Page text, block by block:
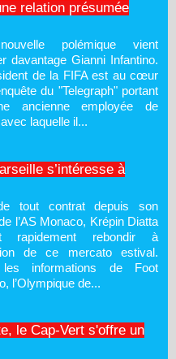
relation présumée
polémique vient
davantage Gianni Infantino.
de la FIFA est au cœur
du "Telegraph" portant
ancienne employée de
avec laquelle il...
s’intéresse à
tout contrat depuis son
l’AS Monaco, Krépin Diatta
rapidement rebondir à
de ce mercato estival.
les informations de Foot
l’Olympique de...
le Cap-Vert s'offre un